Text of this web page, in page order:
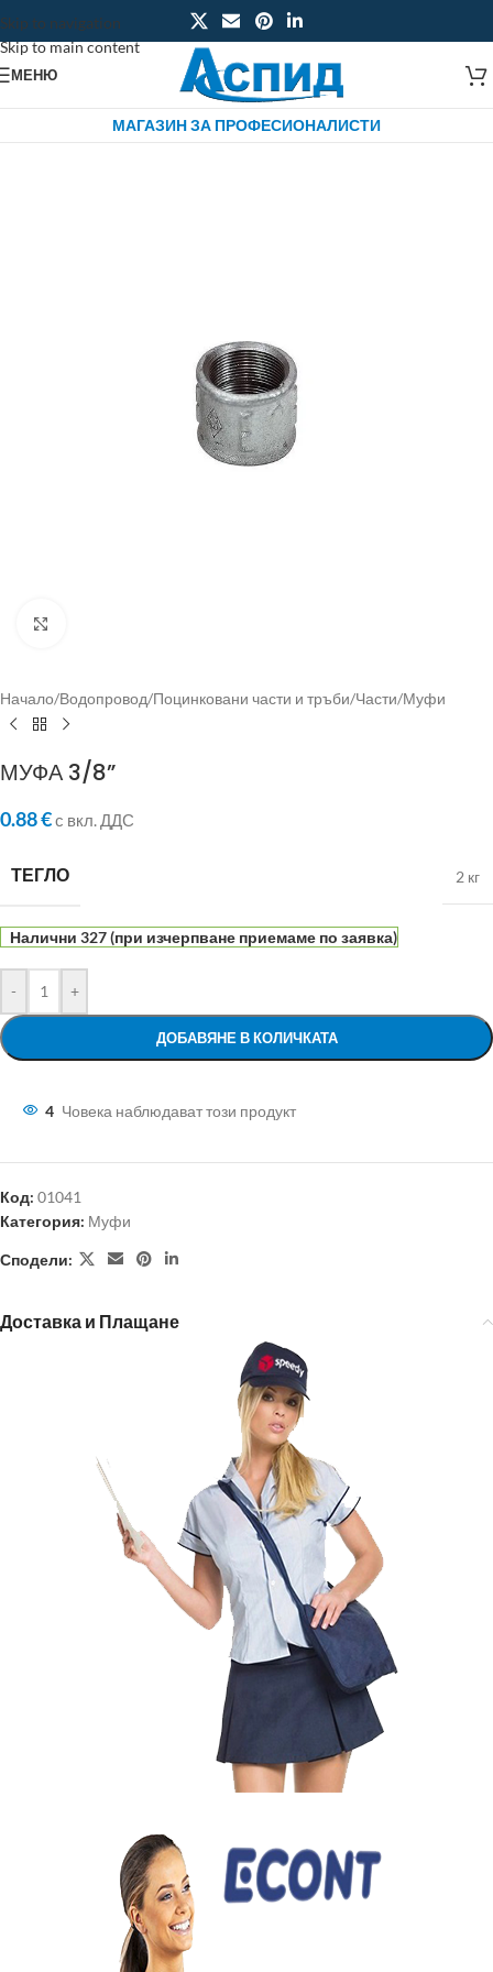
Skip to navigation
Skip to main content
МЕНЮ
МАГАЗИН ЗА ПРОФЕСИОНАЛИСТИ
Начало/Водопровод/Поцинковани части и тръби/Части/Муфи
МУФА 3/8”
0.88€с вкл. ДДС
ТЕГЛО 2 кг
Налични 327 (при изчерпване приемаме по заявка)
- +
ДОБАВЯНЕ В КОЛИЧКАТА
4 Човека наблюдават този продукт
Код: 01041
Категория: Муфи
Сподели:
Доставка и Плащане